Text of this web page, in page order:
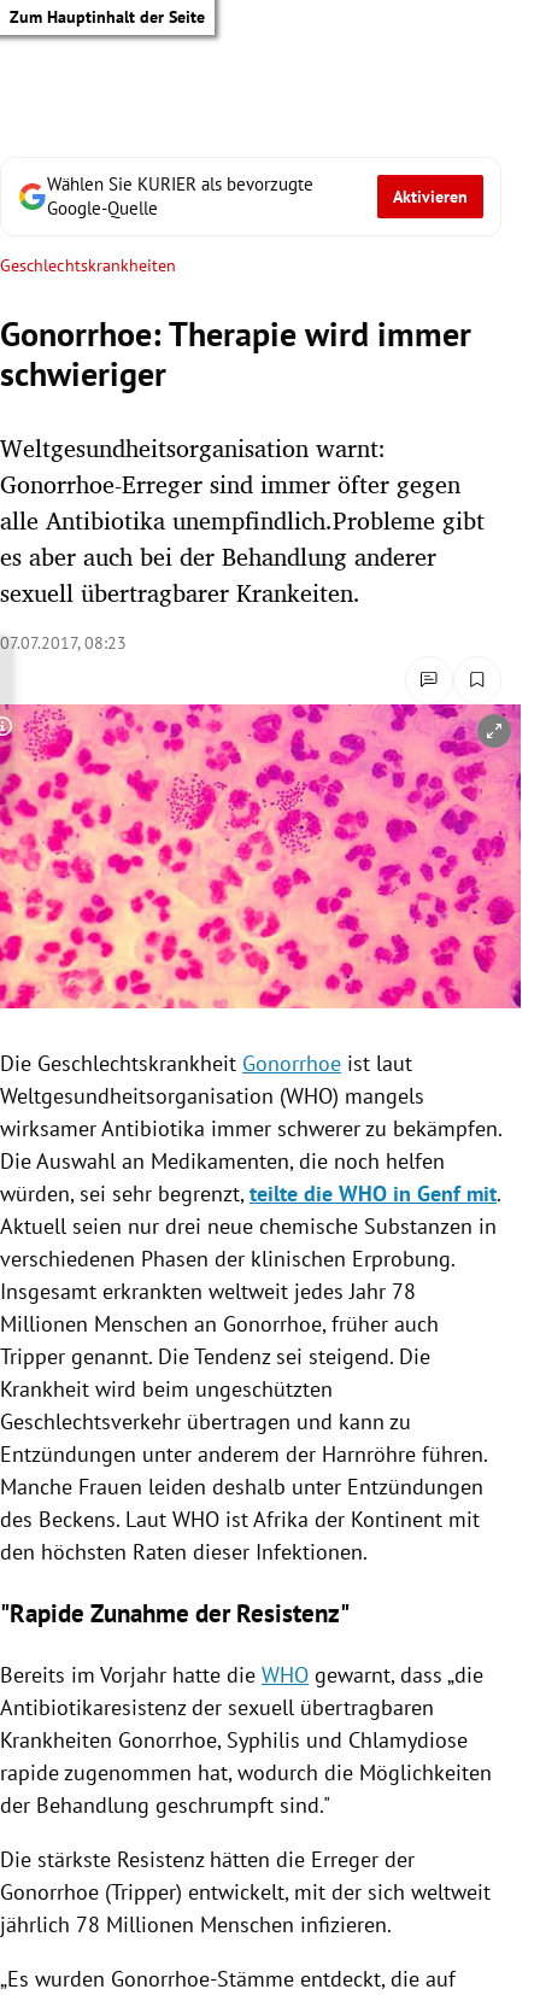
Zum Hauptinhalt der Seite
Untermenü
Untermenü
Untermenü
Untermenü
Untermenü
Untermenü
Untermenü
Wählen Sie KURIER als bevorzugte
Google-Quelle
Aktivieren
Geschlechtskrankheiten
Gonorrhoe: Therapie wird immer
schwieriger
Weltgesundheitsorganisation warnt:
Gonorrhoe-Erreger sind immer öfter gegen
alle Antibiotika unempfindlich.Probleme gibt
es aber auch bei der Behandlung anderer
sexuell übertragbarer Krankeiten.
07.07.2017, 08:23
Copyright-Hinweis öffnen/schließen
Die Geschlechtskrankheit Gonorrhoe ist laut
Weltgesundheitsorganisation (WHO) mangels
wirksamerAntibiotika immer schwerer zu bekämpfen.
Die Auswahl an Medikamenten, die noch helfen
würden, sei sehr begrenzt,teilte die WHO in Genf mit.
Aktuell seien nur drei neue chemische Substanzen in
verschiedenen Phasen der klinischen Erprobung.
Insgesamt erkrankten weltweit jedes Jahr 78
Millionen Menschen an Gonorrhoe, früher auch
Tripper genannt. Die Tendenz sei steigend. Die
Krankheit wird beim ungeschützten
Geschlechtsverkehr übertragen und kann zu
Entzündungen unter anderem der Harnröhre führen.
Manche Frauen leiden deshalb unter Entzündungen
des Beckens. Laut WHO istAfrika der Kontinent mit
den höchsten Raten dieser Infektionen.
"Rapide Zunahme der Resistenz"
Bereits im Vorjahr hatte die WHO gewarnt, dass „die
Antibiotikaresistenz der sexuell übertragbaren
Krankheiten Gonorrhoe, Syphilis und Chlamydiose
rapide zugenommen hat, wodurch die Möglichkeiten
der Behandlung geschrumpft sind."
Die stärkste Resistenz hätten die Erreger der
Gonorrhoe (Tripper) entwickelt, mit der sich weltweit
jährlich 78 Millionen Menschen infizieren.
„Es wurden Gonorrhoe-Stämme entdeckt, die auf